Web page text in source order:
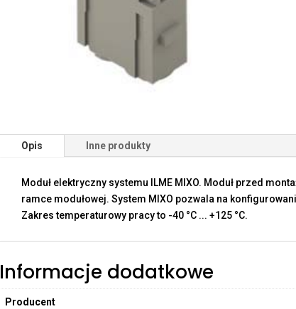
Opis Inne produkty
Moduł elektryczny systemu ILME MIXO. Moduł przed
ramce modułowej. System MIXO pozwala na
Zakres temperaturowy pracy to -40 °C ... +125 °C.
Informacje dodatkowe
Producent